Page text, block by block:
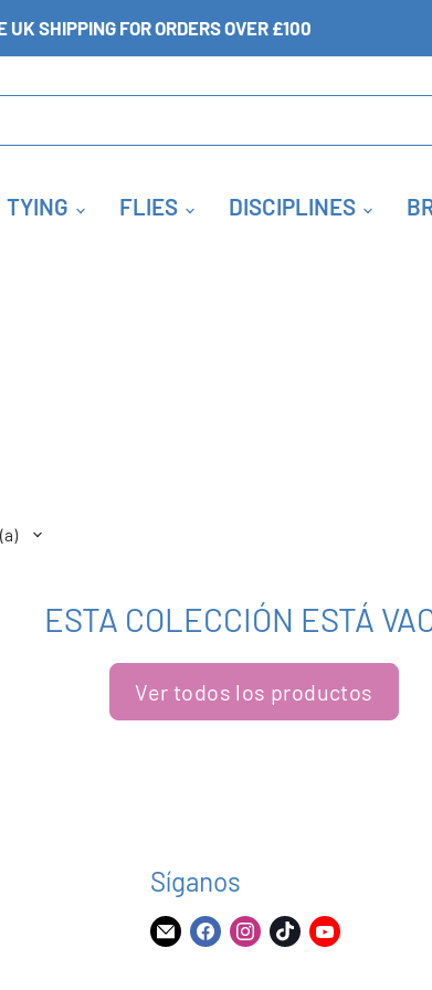
UK SHIPPING FOR ORDERS OVER £100
TYING FLIES DISCIPLINES
ESTA COLECCIÓN ESTÁ
Ver todos los productos
Síganos
Encuéntrenos
Encuéntrenos
Encuéntrenos
Encuéntrenos